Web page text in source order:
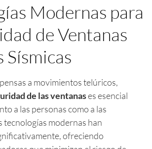
Modernas para
de Ventanas
Sísmicas
a movimientos telúricos,
de las ventanases esencial
a las personas como a las
tecnologías modernas han
ofreciendo